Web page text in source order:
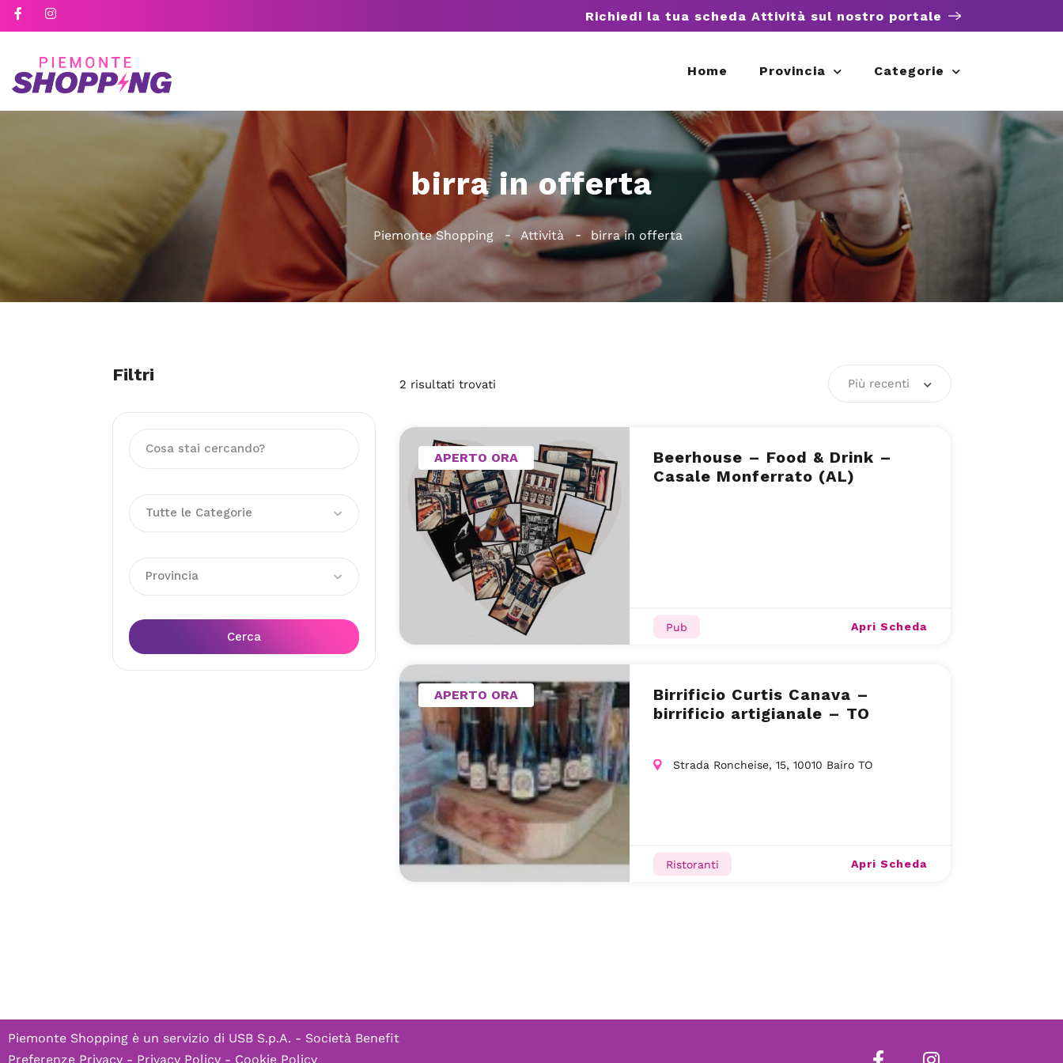
Richiedi la tua scheda Attività sul nostro portale
Home Provincia Categorie
birra in offerta
Piemonte Shopping Attività birra in offerta
Filtri
Tutte le Categorie
Provincia
Cerca
2 risultati trovati Più recenti
APERTO ORA
Beerhouse – Food & Drink –
Casale Monferrato (AL)
Pub Apri Scheda
APERTO ORA
Birrificio Curtis Canava –
birrificio artigianale – TO
Strada Roncheise, 15, 10010 Bairo TO
Ristoranti Apri Scheda
Piemonte Shopping è un servizio di USB S.p.A. - Società Benefit
Preferenze Privacy - Privacy Policy - Cookie Policy